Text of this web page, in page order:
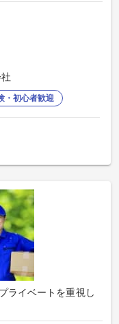
・初心者歓迎
ライベートを重視し